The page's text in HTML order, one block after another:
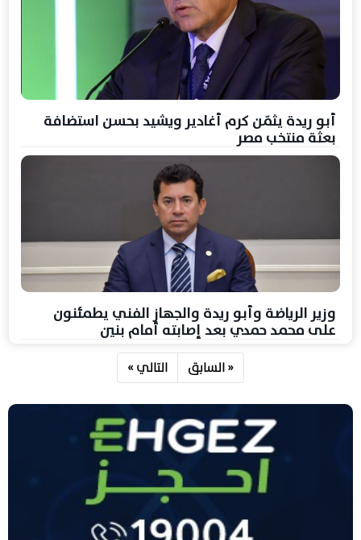
أبو ريدة يثمّن كرم أغادير ويشيد بحسن استضافة
بعثة منتخب مصر
وزير الرياضة وأبو ريدة والجهاز الفني يطمئنون
على محمد حمدي بعد إصابته أمام بنين
« السابق التالي »